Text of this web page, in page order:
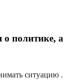
о политике, а
ситуацию .